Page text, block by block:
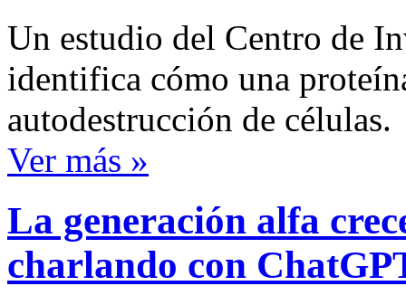
Un estudio del Centro de
identifica cómo una
autodestrucción de células.
Ver más »
La generación alfa
charlando con